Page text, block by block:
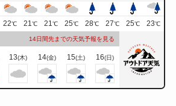
22℃ 21℃ 21℃ 25℃ 28℃ 27℃ 25℃ 23℃
14日間先までの天気予報を見る
13(木) 14(金) 15(土) 16(日)